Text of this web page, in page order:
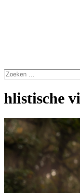
hlistische